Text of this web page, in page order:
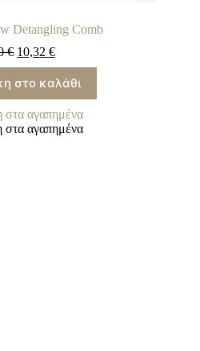
Detangling Comb
€ 10,32€
στο καλάθι
αγαπημένα
αγαπημένα